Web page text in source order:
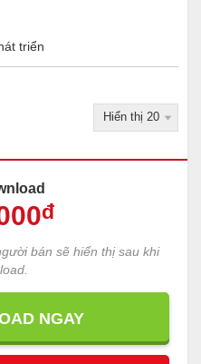
triển
đ
bán sẽ hiển thị sau khi
NGAY